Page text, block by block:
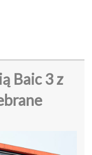
Baic 3 z